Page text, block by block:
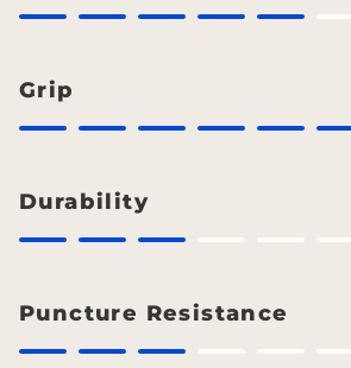
Grip
Durability
Puncture Resistance